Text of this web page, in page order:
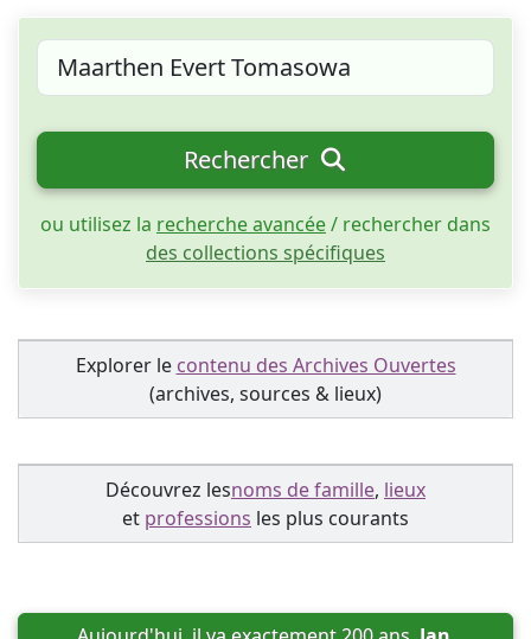
Rechercher
ou utilisez la recherche avancée/ rechercher dans
des collections spécifiques
Explorer le contenu des Archives Ouvertes
(archives, sources & lieux)
Découvrez lesnoms de famille, lieux
et professions les plus courants